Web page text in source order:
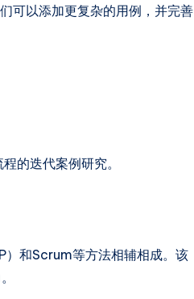
可以添加更复杂的用例，并完善
的迭代案例研究。
）和Scrum等方法相辅相成。该